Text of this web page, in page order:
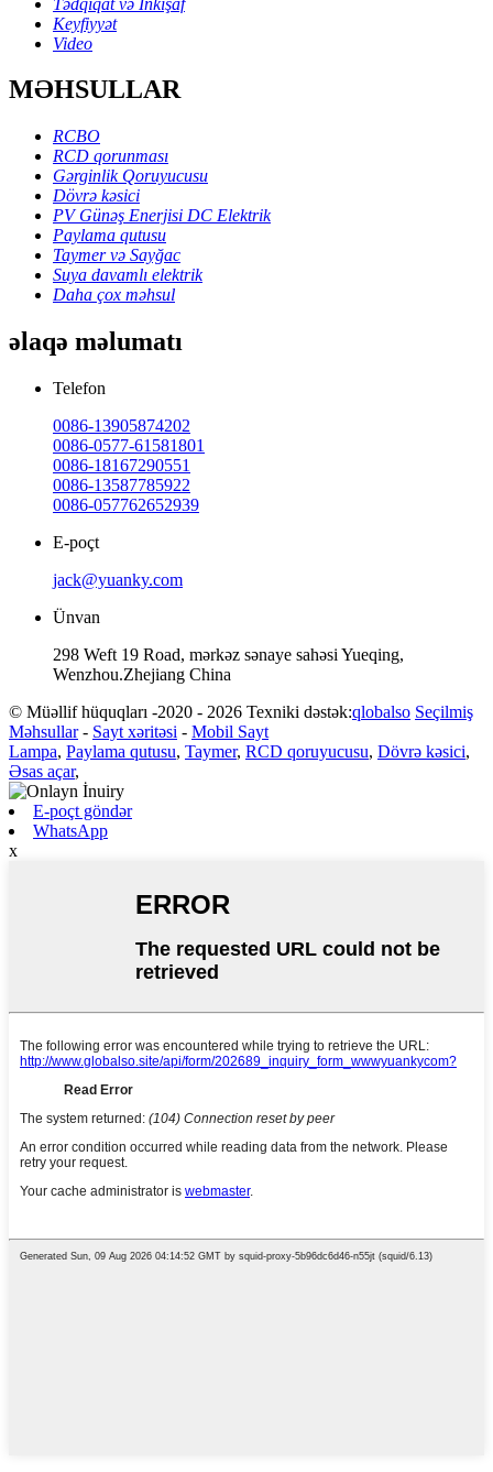
Keyfiyyət
Video
MƏHSULLAR
RCBO
RCD qorunması
Gərginlik Qoruyucusu
Dövrə kəsici
PV Günəş Enerjisi DC Elektrik
Paylama qutusu
Taymer və Sayğac
Suya davamlı elektrik
Daha çox məhsul
əlaqə məlumatı
Telefon
0086-13905874202
0086-0577-61581801
0086-18167290551
0086-13587785922
0086-057762652939
E-poçt
jack@yuanky.com
Ünvan
298 Weft 19 Road, mərkəz sənaye sahəsi Yueqing,
Wenzhou.Zhejiang China
© Müəllif hüquqları -2020 - 2026 Texniki dəstək:qlobalso Seçilmiş
Məhsullar- Sayt xəritəsi - Mobil Sayt
Lampa, Paylama qutusu, Taymer, RCD qoruyucusu, Dövrə kəsici,
Əsas açar,
E-poçt göndər
WhatsApp
x